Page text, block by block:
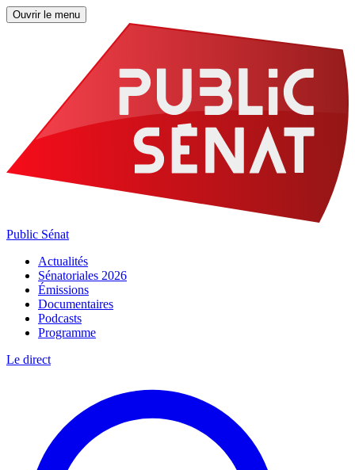
Ouvrir le menu
Public Sénat
Actualités
Sénatoriales 2026
Émissions
Documentaires
Podcasts
Programme
Le direct